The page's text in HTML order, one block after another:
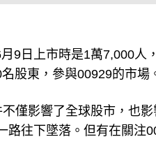
9日上市時是1萬7,000
股東，參與00929的市場
僅影響了全球股市，也
路往下墜落。但有在關注